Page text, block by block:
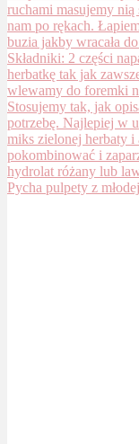
Pycha pulpety z